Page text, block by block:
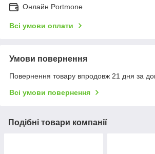
Онлайн Portmone
Всі умови оплати
Умови повернення
Повернення товару впродовж 21 дня за
Всі умови повернення
Подібні товари компанії